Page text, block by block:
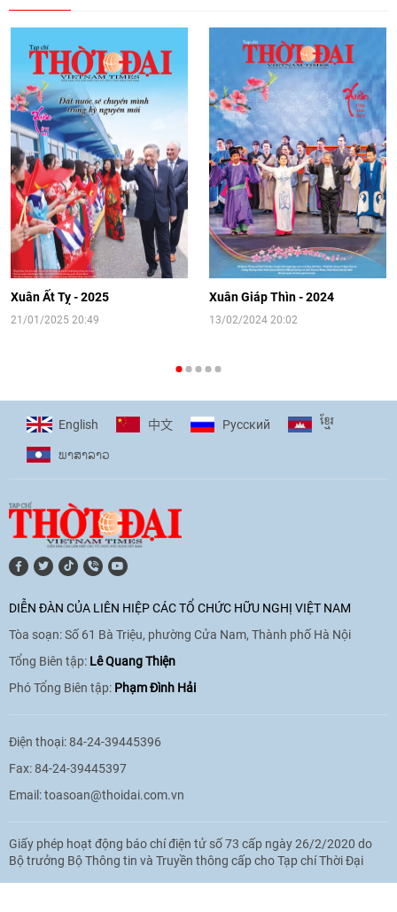
[Video] Nhân dân Việt Nam luôn trân
trọng tình cảm của nước Nga
08:02 | 13/06/2026
Video: Cơ hội giao lưu quốc tế cho học
sinh Việt Nam tại trại hè Artek
14:41|12/06/2026
[Video] Đối ngoại nhân dân Thủ đô
hướng tới kết nối hiệu quả nguồn lực
người Việt Nam ở nước ngoài
16:58|10/06/2026
phó với biến đổi khí hậu
17:07|09/06/2026
[Video] Lào dành ưu tiên hàng đầu cho
quan hệ với Việt Nam
11:01 |09/06/2026
[Video] Doanh nghiệp Hoa Kỳ hỗ trợ
Việt Nam xác định danh tính người mất
Xuân Ất Tỵ - 2025
21/01/2025 20:49
Xuân Giáp Thìn - 2024
13/02/2024 20:02
English 中文 Pусский ខ្មែរ
ພາ​ສາ​ລາວ
DIỄN ĐÀN CỦA LIÊN HIỆP CÁC TỔ CHỨC HỮU NGHỊ VIỆT NAM
Tòa soạn: Số 61 Bà Triệu, phường Cửa Nam, Thành phố Hà Nội
Tổng Biên tập: Lê Quang Thiện
Phó Tổng Biên tập: Phạm Đình Hải
Điện thoại: 84-24-39445396
Fax: 84-24-39445397
Email:toasoan@thoidai.com.vn
Giấy phép hoạt động báo chí điện tử số 73 cấp ngày 26/2/2020 do
Bộ trưởng Bộ Thông tin và Truyền thông cấp cho Tạp chí Thời Đại